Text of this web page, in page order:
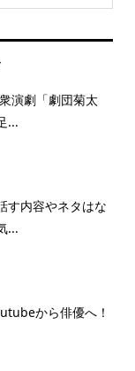
演劇「劇団菊太
...
す内容やネタはな
...
から俳優へ！